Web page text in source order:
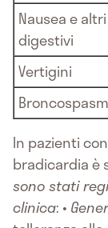
Nausea e
digestivi
Vertigini
In pazienti
bradicardia è
sono stati
clinica: •